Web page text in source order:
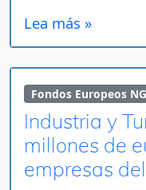
Lea más »
Fondos Europeos
Industria y
millones de
empresas